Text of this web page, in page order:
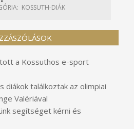
KOSSUTH-DIÁK
a Kossuthos e-sport
diákok találkoztak az olimpiai
Valériával
segítséget kérni és